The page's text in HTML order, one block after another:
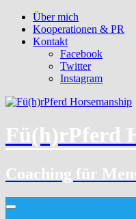
Über mich
Kooperationen & PR
Kontakt
Facebook
Twitter
Instagram
Fü(h)rPferd
Coaching für